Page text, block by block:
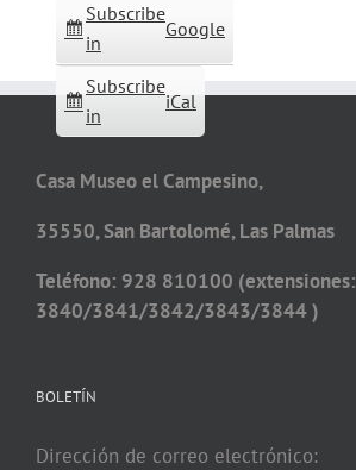
Subscribe
in
Google
Subscribe
in
iCal
Casa Museo el Campesino,
35550, San Bartolomé, Las Palmas
Teléfono: 928 810100 (extensiones:
3840/3841/3842/3843/3844 )
BOLETÍN
Dirección de correo electrónico: